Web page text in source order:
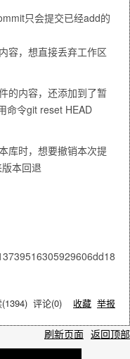
只会提交已经add的
容，想直接丢弃工作区
的内容，还添加到了暂
命令git reset HEAD
库时，想要撤销本次提
本回退
1394) 评论(0) 收藏 举报
刷新页面 返回顶部